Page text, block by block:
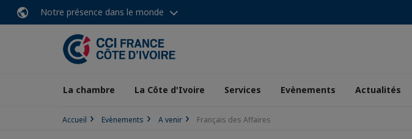
Notre présence dans le monde
La chambre La Côte d'Ivoire Services Evènements Actualités
Accueil Evènements A venir Français des Affaires